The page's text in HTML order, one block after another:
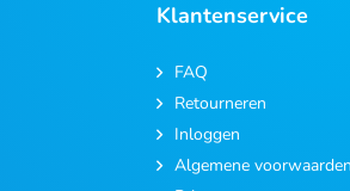
Klantenservice
FAQ
Retourneren
Inloggen
Algemene voorwaarden